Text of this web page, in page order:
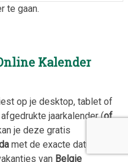
te gaan.
Kalender
op je desktop, tablet of
jaarkalender (of
je deze gratis
met de exacte datums
van Belgie